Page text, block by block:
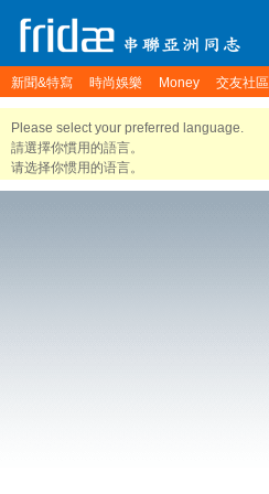
新聞&特寫 時尚娛樂 Money 交友社區
Please select your preferred language.
請選擇你慣用的語言。
请选择你惯用的语言。